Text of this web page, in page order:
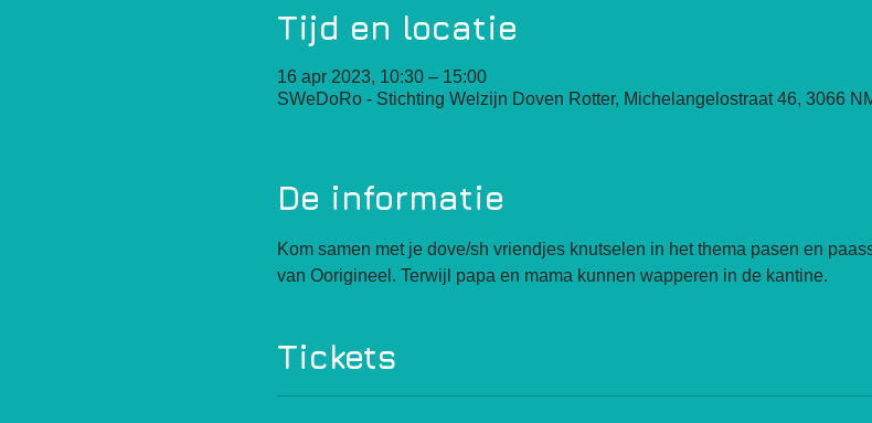
Tijd en locatie
16 apr 2023, 10:30 – 15:00
SWeDoRo - Stichting Welzijn Doven Rotter, Michelangelostraat 46, 3066
De informatie
Kom samen met je dove/sh vriendjes knutselen in het thema pasen en
van Oorigineel. Terwijl papa en mama kunnen wapperen in de kantine.
Tickets